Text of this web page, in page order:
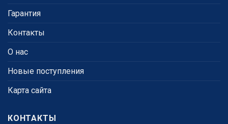
Гарантия
Контакты
О нас
Новые поступления
Карта сайта
КОНТАКТЫ